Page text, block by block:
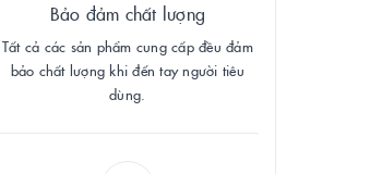
Bảo đảm chất lượng
Tất cả các sản phẩm cung cấp đều đảm
bảo chất lượng khi đến tay người tiêu
dùng.